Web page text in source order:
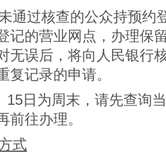
通过核查的公众持预约
记的营业网点，办理保
无误后，将向人民银行
复记录的申请。
15日为周末，请先查询
前往办理。
式